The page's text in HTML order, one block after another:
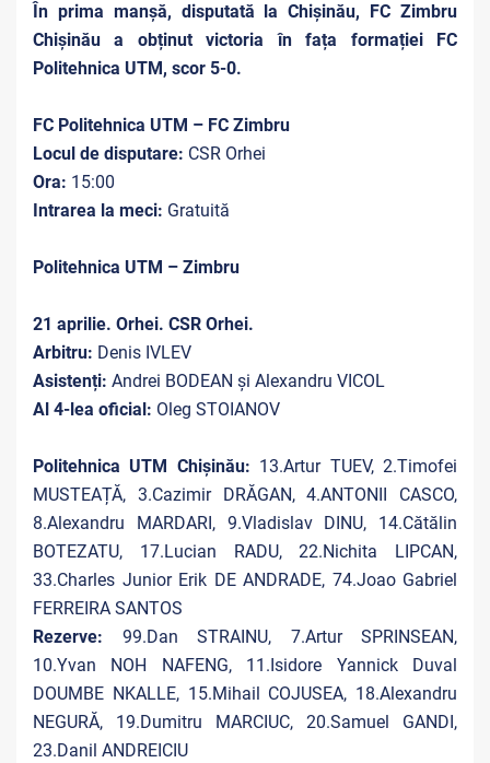
În prima manșă, disputată la Chișinău, FC Zimbru
Chișinău a obținut victoria în fața formației FC
Politehnica UTM, scor 5-0.
FC Politehnica UTM – FC Zimbru
Locul de disputare: CSR Orhei
Ora: 15:00
Intrarea la meci: Gratuită
Politehnica UTM – Zimbru
21 aprilie. Orhei. CSR Orhei.
Arbitru: Denis IVLEV
Asistenți: Andrei BODEAN și Alexandru VICOL
Al 4-lea oficial: Oleg STOIANOV
Politehnica UTM Chișinău: 13.Artur TUEV, 2.Timofei
MUSTEAȚĂ, 3.Cazimir DRĂGAN, 4.ANTONII CASCO,
8.Alexandru MARDARI, 9.Vladislav DINU, 14.Cătălin
BOTEZATU, 17.Lucian RADU, 22.Nichita LIPCAN,
33.Charles Junior Erik DE ANDRADE, 74.Joao Gabriel
FERREIRA SANTOS
Rezerve: 99.Dan STRAINU, 7.Artur SPRINSEAN,
10.Yvan NOH NAFENG, 11.Isidore Yannick Duval
DOUMBE NKALLE, 15.Mihail COJUSEA, 18.Alexandru
NEGURĂ, 19.Dumitru MARCIUC, 20.Samuel GANDI,
23.Danil ANDREICIU